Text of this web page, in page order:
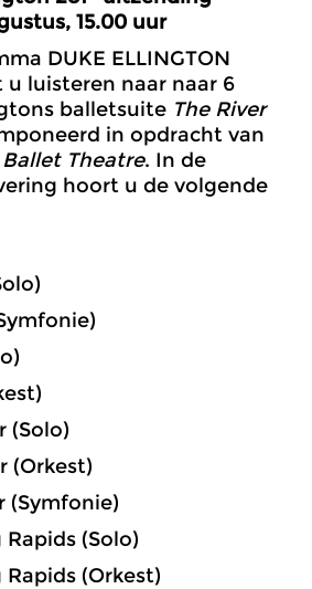
15.00 uur
DUKE ELLINGTON
u luisteren naar naar 6
balletsuite The River
in opdracht van
Theatre. In de
hoort u de volgende
(Solo)
(Orkest)
(Symfonie)
(Solo)
(Orkest)